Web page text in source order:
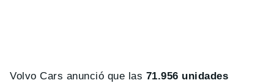
Volvo Cars anunció que las 71.956 unidades